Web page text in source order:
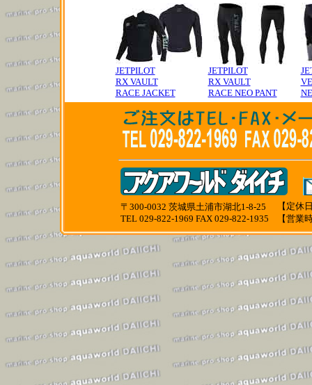
JETPILOT
RX VAULT
RACE JACKET
JETPILOT
RX VAULT
RACE NEO PANT
〒300-0032 茨城県土浦市湖北1-8-25
TEL 029-822-1969 FAX 029-822-1935
【定休
【営業